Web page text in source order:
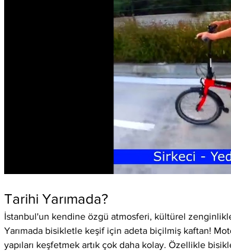
Tarihi Yarımada?
İstanbul'un kendine özgü atmosferi, kültürel
Yarımada bisikletle keşif için adeta biçilmiş kaftan!
yapıları keşfetmek artık çok daha kolay. Özellikle